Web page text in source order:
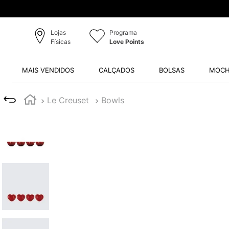
Lojas
Físicas
Programa
Love Points
MAIS VENDIDOS CALÇADOS BOLSAS
Le Creuset Bowls